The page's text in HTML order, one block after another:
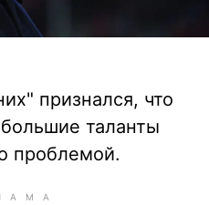
признался, что
таланты
проблемой.